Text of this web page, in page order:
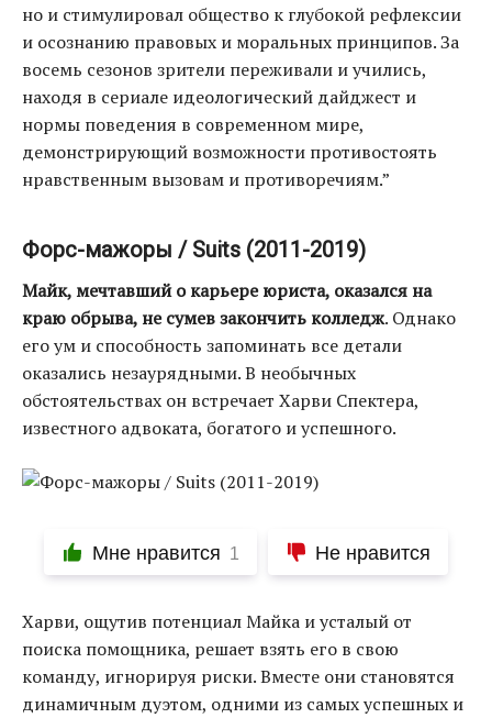
но и стимулировал общество к глубокой рефлексии
и осознанию правовых и моральных принципов. За
восемь сезонов зрители переживали и учились,
находя в сериале идеологический дайджест и
нормы поведения в современном мире,
демонстрирующий возможности противостоять
нравственным вызовам и противоречиям.”
Форс-мажоры / Suits (2011-2019)
Майк, мечтавший о карьере юриста, оказался на
краю обрыва, не сумев закончить колледж. Однако
его ум и способность запоминать все детали
оказались незаурядными. В необычных
обстоятельствах он встречает Харви Спектера,
известного адвоката, богатого и успешного.
Мне нравится 1 Не нравится
Харви, ощутив потенциал Майка и усталый от
поиска помощника, решает взять его в свою
команду, игнорируя риски. Вместе они становятся
динамичным дуэтом, одними из самых успешных и